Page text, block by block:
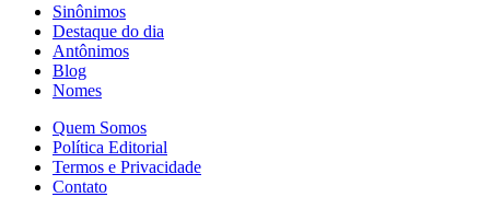
Sinônimos
Destaque do dia
Antônimos
Blog
Nomes
Quem Somos
Política Editorial
Termos e Privacidade
Contato